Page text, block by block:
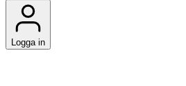
Logga in